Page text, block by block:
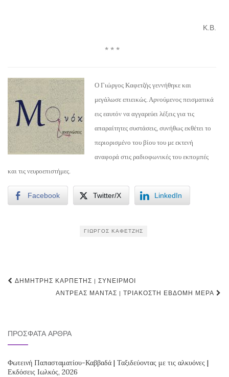
Κ.Β.
* * *
Ο Γιώργος Καφετζής γεννήθηκε και
μεγάλωσε επιεικώς. Αρνούμενος πεισματικά
εις εαυτόν να αγγαρεύει λέξεις για τις
απαραίτητες συστάσεις, συνήθως εκθέτει το
περιορισμένο του βίου του με εκτενή
αναφορά στις ραδιοφωνικές του εκπομπές
και τις νευροεπιστήμες.
Facebook Twitter/X LinkedIn
ΓΙΏΡΓΟΣ ΚΑΦΕΤΖΉΣ
Post
navigation
ΔΗΜΉΤΡΗΣ ΚΑΡΠΈΤΗΣ | ΣΥΝΕΙΡΜΟΊ
ΑΝΤΡΈΑΣ ΜΑΝΤΆΣ | ΤΡΙΑΚΟΣΤΉ ΈΒΔΟΜΗ ΜΈΡΑ
ΠΡΌΣΦΑΤΑ ΆΡΘΡΑ
Φωτεινή Παπασταματίου-Καββαδά | Ταξιδεύοντας με τις αλκυόνες |
Εκδόσεις Ιωλκός, 2026